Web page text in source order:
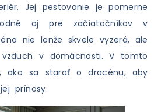
Jej pestovanie je pomerne
aj pre začiatočníkov v
nie lenže skvele vyzerá, ale
v domácnosti. V tomto
ako sa starať o dracénu, aby
prínosy.